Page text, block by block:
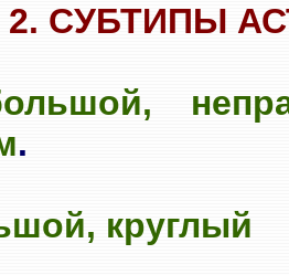
2. СУБТИПЫ
.
круглый